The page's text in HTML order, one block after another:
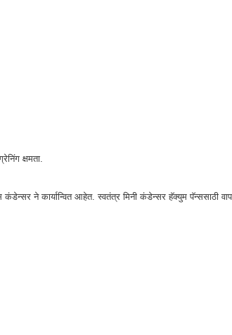
क्षमता.
ने कार्यान्वित आहेत. स्वतंत्र मिनी कंडेन्सर हॅक्युम पॅन्ससाठी